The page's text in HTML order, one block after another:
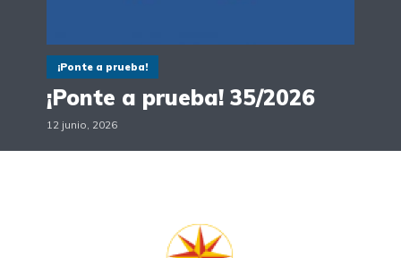
¡Ponte a prueba!
¡Ponte a prueba! 35/2026
12 junio, 2026